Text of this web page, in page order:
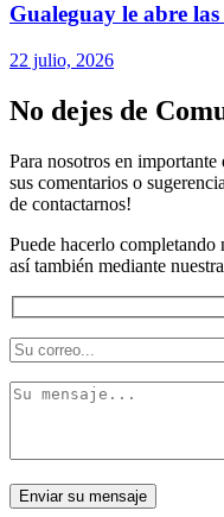
Gualeguay le abre
22 julio, 2026
No dejes de
Para nosotros en importante
sus comentarios o
de contactarnos!
Puede hacerlo
así también mediante